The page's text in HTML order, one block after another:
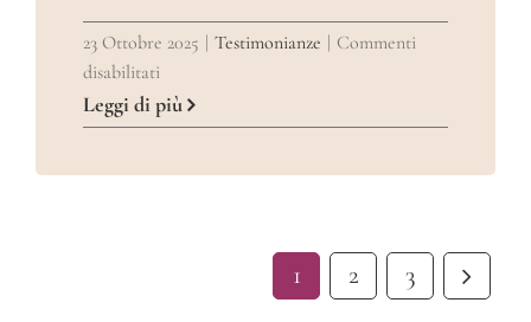
23 Ottobre 2025 Testimonianze
Commenti
disabilitatisu
TESTIMONIANZA
DI
Leggi di più
1 2 3